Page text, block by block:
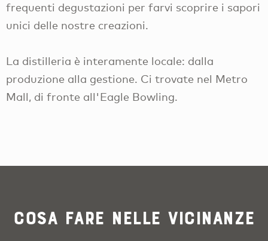
frequenti degustazioni per farvi scoprire i sapori
unici delle nostre creazioni.
La distilleria è interamente locale: dalla
produzione alla gestione. Ci trovate nel Metro
Mall, di fronte all'Eagle Bowling.
Cosa fare nelle vicinanze